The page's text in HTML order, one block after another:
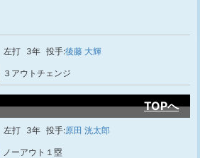
左打 3年 投手:後藤 大輝
３アウトチェンジ
TOPへ
左打 3年 投手:原田 洸太郎
ノーアウト１塁